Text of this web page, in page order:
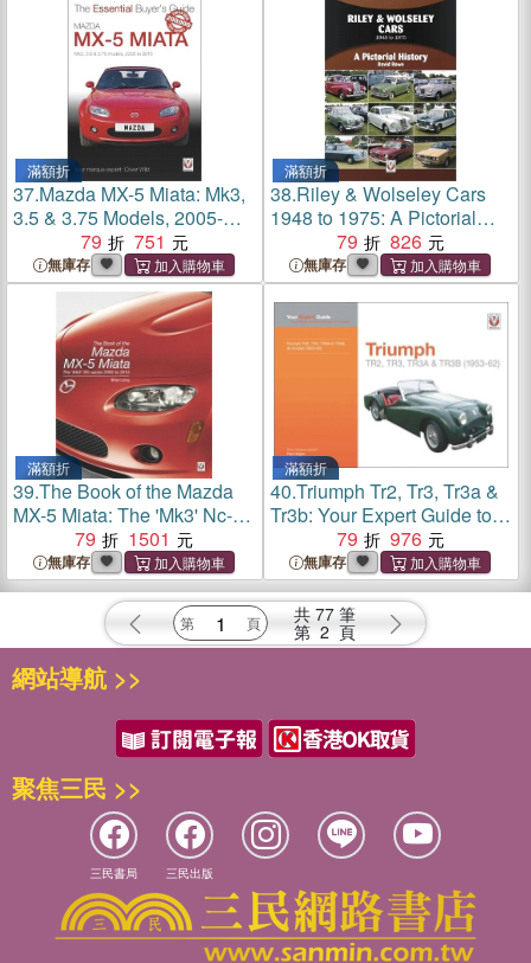
滿額折
37.Mazda MX-5 Miata: Mk3,
3.5 & 3.75 Models, 2005-
79 751
無庫存
滿額折
38.Riley & Wolseley Cars
1948 to 1975: A Pictorial
79 826
無庫存
滿額折
39.The Book of the Mazda
MX-5 Miata: The 'Mk3' Nc-
Series 2005 to 2015
79 1501
無庫存
滿額折
40.Triumph Tr2, Tr3, Tr3a &
Tr3b: Your Expert Guide to
Common Problems & How
to Fix Them
79 976
無庫存
共 77 筆
第 2 頁
網站導航 >>
聚焦三民 >>
三民書局 三民出版